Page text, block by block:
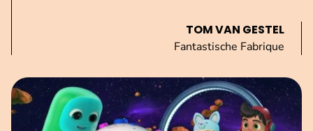
TOM VAN GESTEL
Fantastische Fabrique